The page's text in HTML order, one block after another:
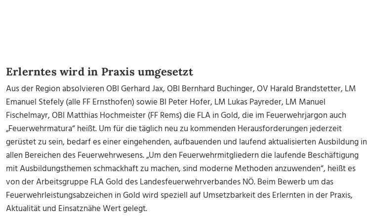
Erlerntes wird in Praxis umgesetzt
Aus der Region absolvieren OBI Gerhard Jax, OBI Bernhard Buchinger, OV Harald Brandstetter, LM
Emanuel Stefely (alle FF Ernsthofen) sowie BI Peter Hofer, LM Lukas Payreder, LM Manuel
Fischelmayr, OBI Matthias Hochmeister (FF Rems) die FLA in Gold, die im Feuerwehrjargon auch
„Feuerwehrmatura“ heißt. Um für die täglich neu zu kommenden Herausforderungen jederzeit
gerüstet zu sein, bedarf es einer eingehenden, aufbauenden und laufend aktualisierten Ausbildung in
allen Bereichen des Feuerwehrwesens. „Um den Feuerwehrmitgliedern die laufende Beschäftigung
mit Ausbildungsthemen schmackhaft zu machen, sind moderne Methoden anzuwenden“, heißt es
von der Arbeitsgruppe FLA Gold des Landesfeuerwehrverbandes NÖ. Beim Bewerb um das
Feuerwehrleistungsabzeichen in Gold wird speziell auf Umsetzbarkeit des Erlernten in der Praxis,
Aktualität und Einsatznähe Wert gelegt.